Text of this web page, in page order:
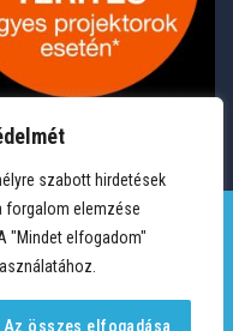
szabott hirdetések
forgalom elemzése
"Mindet elfogadom"
Az összes elfogadása
KAPCSOLAT
Minden jog fenntartva.